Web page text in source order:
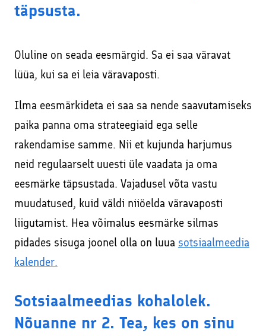
täpsusta.
Oluline on seada eesmärgid. Sa ei saa väravat
lüüa, kui sa ei leia väravaposti.
Ilma eesmärkideta ei saa sa nende saavutamiseks
paika panna oma strateegiaid ega selle
rakendamise samme. Nii et kujunda harjumus
neid regulaarselt uuesti üle vaadata ja oma
eesmärke täpsustada. Vajadusel võta vastu
muudatused, kuid väldi niiöelda väravaposti
liigutamist. Hea võimalus eesmärke silmas
pidades sisuga joonel olla on luua sotsiaalmeedia
kalender.
Sotsiaalmeedias kohalolek.
Nõuanne nr 2. Tea, kes on sinu